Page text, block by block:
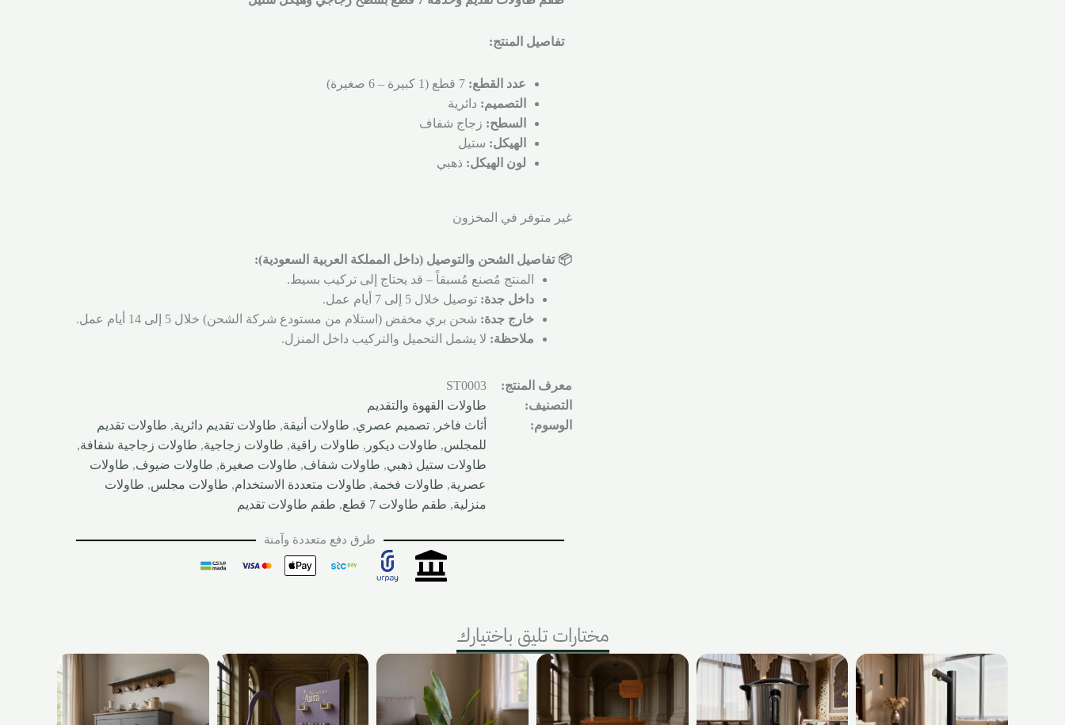
تفاصيل المنتج:
عدد القطع: 7 قطع (1 كبيرة – 6 صغيرة)
التصميم: دائرية
السطح: زجاج شفاف
الهيكل: ستيل
لون الهيكل: ذهبي
غير متوفر في المخزون
📦 تفاصيل الشحن والتوصيل (داخل المملكة العربية السعودية):
المنتج مُصنع مُسبقاً – قد يحتاج إلى تركيب بسيط.
داخل جدة: توصيل خلال 5 إلى 7 أيام عمل.
خارج جدة: شحن بري مخفض (استلام من مستودع شركة الشحن) خلال 5 إلى 14 أيام عمل.
ملاحظة: لا يشمل التحميل والتركيب داخل المنزل.
معرف المنتج:
ST0003
التصنيف:
طاولات القهوة والتقديم
الوسوم:
أثاث فاخر ,تصميم عصري, طاولات أنيقة, طاولات تقديم دائرية, طاولات تقديم
للمجلس, طاولات ديكور , طاولات راقية, طاولات زجاجية, طاولات زجاجية شفافة,
طاولات ستيل ذهبي, طاولات شفاف, طاولات صغيرة, طاولات ضيوف, طاولات
عصرية, طاولات فخمة, طاولات متعددة الاستخدام, طاولات مجلس, طاولات
منزلية, طقم طاولات 7 قطع , طقم طاولات تقديم
طرق دفع متعددة وآمنة
مختارات تليق باختيارك